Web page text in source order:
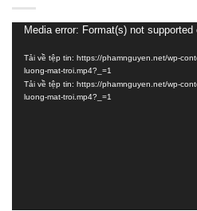
Trình
chơi
Video
Media error: Format(s) not
Tải về tệp tin: https://phamnguyen.net/wp-
luong-mat-troi.mp4?_=1
Tải về tệp tin: https://phamnguyen.net/wp-
luong-mat-troi.mp4?_=1